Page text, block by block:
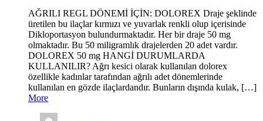
AĞRILI REGL DÖNEMİ İÇİN: DOLOREX Draje şeklinde
üretilen bu ilaçlar kırmızı ve yuvarlak renkli olup içerisinde
Dikloportasyon bulundurmaktadır. Her bir draje 50 mg
olmaktadır. Bu 50 miligramlık drajelerden 20 adet vardır.
DOLOREX 50 mg HANGİ DURUMLARDA
KULLANILIR? Ağrı kesici olarak kullanılan dolorex
özellikle kadınlar tarafından ağrılı adet dönemlerinde
kullanılan en gözde ilaçlardandır. Bunların dışında kulak, […]
More